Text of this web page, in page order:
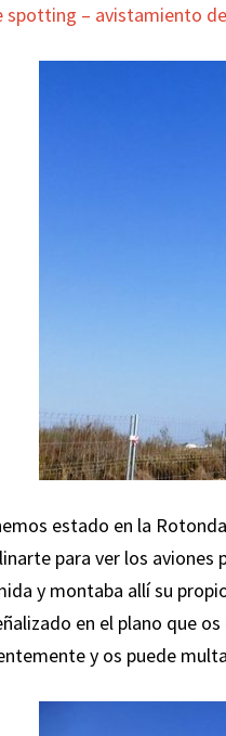
spotting – avistamiento
estado en la
para ver los
y montaba allí su
en el plano que
y os puede